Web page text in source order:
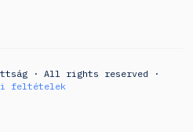
· All rights reserved ·
feltételek